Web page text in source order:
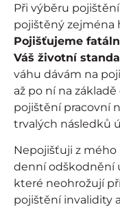
Při výběru
pojištěný zejména
Pojišťujeme
Váš životní
váhu dávám na
až po ní na
pojištění pracovní
trvalých následků
Nepojišťuji z
denní odškodnění
které neohrožují
pojištění invalidity